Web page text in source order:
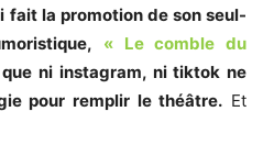
fait la promotion de son seul-
« Le comble du
ni instagram, ni tiktok ne
pour remplir le théâtre. Et